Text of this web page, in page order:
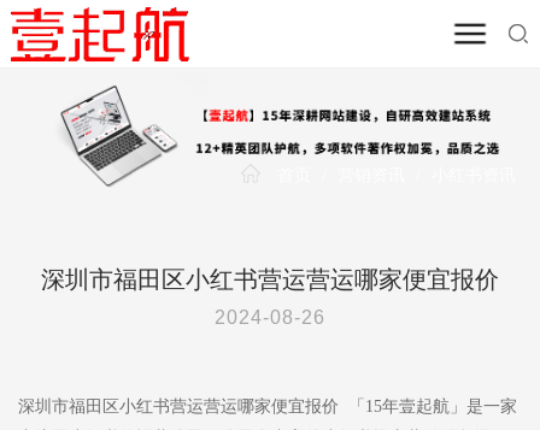
深圳市福田区小红书营运营运哪家便宜报价
2024-08-26
深圳市福田区小红书营运营运哪家便宜报价 「15年壹起航」是一家